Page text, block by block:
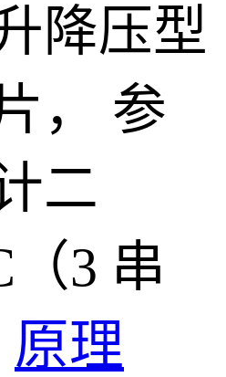
降压型
， 参
二
（3 串
原理